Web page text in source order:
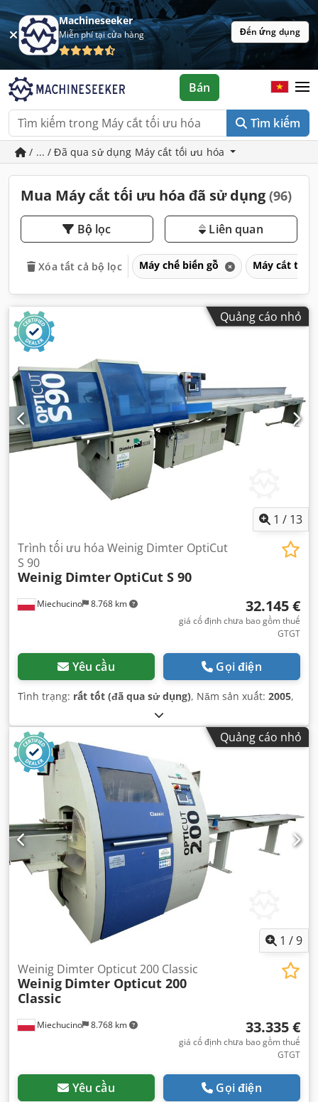
Machineseeker
Miễn phí tại cửa hàng Đến ứng dụng
Tìm kiếm
Bán
/ ... / Đã qua sử dụng Máy cắt tối ưu hóa
Mua Máy cắt tối ưu hóa đã sử dụng (96)
Bộ lọc Liên quan
Xóa tất cả bộ lọc Máy chế biến gỗ Máy cắt tối
Quảng cáo nhỏ
1 / 13
Miechucino 8.768 km
Trình tối ưu hóa Weinig Dimter OptiCut
S 90
Weinig Dimter OptiCut S 90
32.145 €
giá cố định chưa bao gồm thuế
GTGT
Yêu cầu Gọi điện
Tình trạng: rất tốt (đã qua sử dụng), Năm sản xuất: 2005,
Quảng cáo nhỏ
1 /9
Miechucino 8.768 km
Weinig Dimter Opticut 200 Classic
Weinig Dimter Opticut 200
Classic
33.335 €
giá cố định chưa bao gồm thuế
GTGT
Yêu cầu Gọi điện